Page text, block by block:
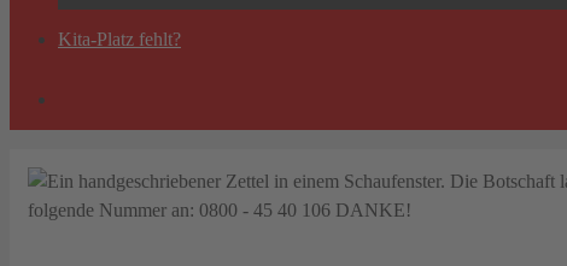
Kita-Platz fehlt?